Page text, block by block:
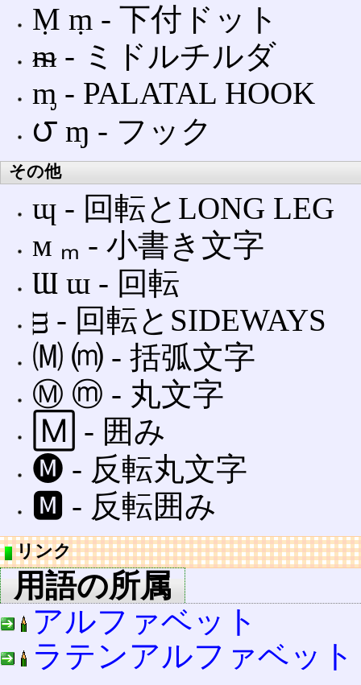
Ṃ ṃ ‐ 下付ドット
ᵯ ‐ ミドルチルダ
ᶆ ‐ PALATAL HOOK
౮ ɱ ‐ フック
その他
ɰ ‐ 回転とLONG LEG
ᴍ ₘ ‐ 小書き文字
Ɯ ɯ ‐ 回転
ᴟ ‐ 回転とSIDEWAYS
🄜 ⒨ ‐ 括弧文字
Ⓜ ⓜ ‐ 丸文字
🄼 ‐ 囲み
🅜 ‐ 反転丸文字
🅼 ‐ 反転囲み
リンク
用語の所属
アルファベット
ラテンアルファベット